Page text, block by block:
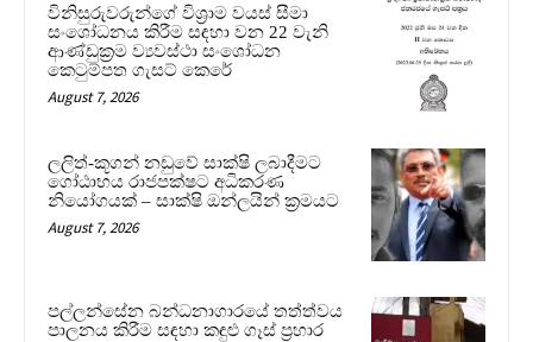
විනිසුරුවරුන්ගේ විශ්‍රාම වයස් සීමා
සංශෝධනය කිරීම සඳහා වන 22 වැනි
ආණ්ඩුක්‍රම ව්‍යවස්ථා සංශෝධන
කෙටුම්පත ගැසට් කෙරේ
August 7, 2026
ලලිත්-කූගන් නඩුවේ සාක්ෂි ලබාදීමට
ගෝඨාභය රාජපක්ෂට අධිකරණ
නියෝගයක් – සාක්ෂි ඔන්ලයින් ක්‍රමයට
August 7, 2026
පල්ලන්සේන බන්ධනාගාරයේ තත්ත්වය
පාලනය කිරීම සඳහා කඳුළු ගෑස් ප්‍රහාර